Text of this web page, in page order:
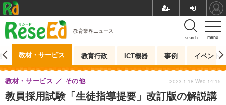
menu
search
教育業界ニュース
教材・サービス 教育行政 ICT機器 事例 イベント
教員採用試験「生徒指導提要」改訂版の解説講
教材・サービス その他 2023.1.18 Wed 14:15